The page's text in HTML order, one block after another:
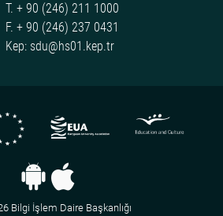
T. + 90 (246) 211 1000
F. + 90 (246) 237 0431
Kep: sdu@hs01.kep.tr
Bilgi İşlem Daire Başkanlığı